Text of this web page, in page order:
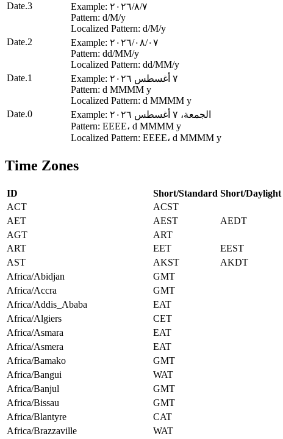
Date.3
Example: ٧‏/٨‏/٢٠٢٦
Pattern: d‏/M‏/y
Localized Pattern: d‏/M‏/y
Date.2
Example: ٠٧‏/٠٨‏/٢٠٢٦
Pattern: dd‏/MM‏/y
Localized Pattern: dd‏/MM‏/y
Date.1
Example: ٧ أغسطس ٢٠٢٦
Pattern: d MMMM y
Localized Pattern: d MMMM y
Date.0
Example: الجمعة، ٧ أغسطس ٢٠٢٦
Pattern: EEEE، d MMMM y
Localized Pattern: EEEE، d MMMM y
Time Zones
ID Short/Standard Short/Daylight
ACT
ACST
AET
AEST AEDT
AGT
ART
ART
EET EEST
AST
AKST AKDT
Africa/Abidjan
GMT
Africa/Accra
GMT
Africa/Addis_Ababa
EAT
Africa/Algiers
CET
Africa/Asmara
EAT
Africa/Asmera
EAT
Africa/Bamako
GMT
Africa/Bangui
WAT
Africa/Banjul
GMT
Africa/Bissau
GMT
Africa/Blantyre
CAT
Africa/Brazzaville
WAT